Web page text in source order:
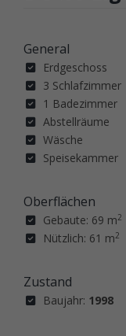
General
Erdgeschoss
3 Schlafzimmer
1 Badezimmer
Abstellräume
Wäsche
Speisekammer
Oberflächen
Gebaute: 69 m2
Nützlich: 61 m2
Zustand
Baujahr: 1998